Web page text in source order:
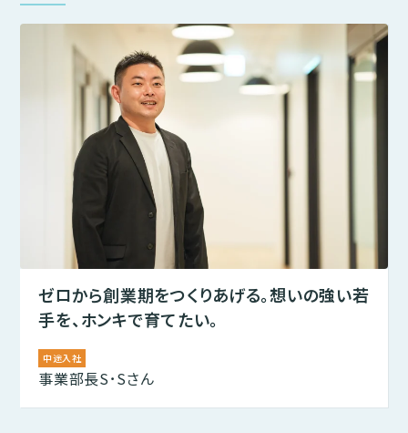
ゼロから創業期をつくりあげる。想いの強い若
手を、ホンキで育てたい。
中途入社
事業部長S･Sさん